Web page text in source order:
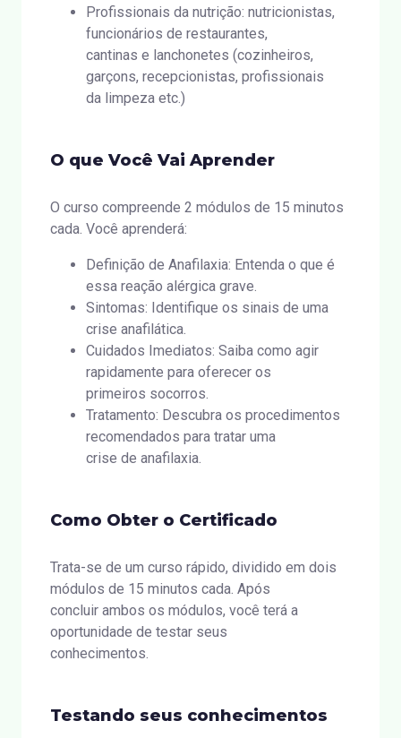
Profissionais da nutrição: nutricionistas,
funcionários de restaurantes,
cantinas e lanchonetes (cozinheiros,
garçons, recepcionistas, profissionais
da limpeza etc.)
O que Você Vai Aprender
O curso compreende 2 módulos de 15 minutos
cada. Você aprenderá:
Definição de Anafilaxia: Entenda o que é
essa reação alérgica grave.
Sintomas: Identifique os sinais de uma
crise anafilática.
Cuidados Imediatos: Saiba como agir
rapidamente para oferecer os
primeiros socorros.
Tratamento: Descubra os procedimentos
recomendados para tratar uma
crise de anafilaxia.
Como Obter o Certificado
Trata-se de um curso rápido, dividido em dois
módulos de 15 minutos cada. Após
concluir ambos os módulos, você terá a
oportunidade de testar seus
conhecimentos.
Testando seus conhecimentos